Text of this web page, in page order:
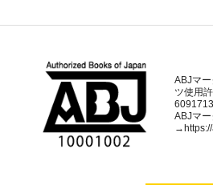
ABJマ
ツ使用
6091713
ABJマ
→